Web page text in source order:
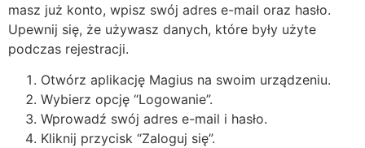
masz już konto, wpisz swój adres e-mail oraz hasło.
Upewnij się, że używasz danych, które były użyte
podczas rejestracji.
Otwórz aplikację Magius na swoim urządzeniu.
Wybierz opcję “Logowanie”.
Wprowadź swój adres e-mail i hasło.
Kliknij przycisk “Zaloguj się”.